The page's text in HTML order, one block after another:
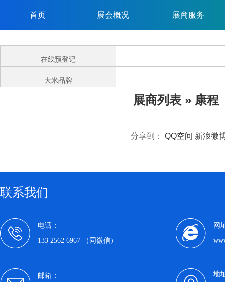
首页 展会概况 展商服务
在线预登记
大米品牌
展商列表 » 康程
分享到： QQ空间 新浪微
联系我们
电话：
133 2562 6967 （同微信）
网
邮箱：
地